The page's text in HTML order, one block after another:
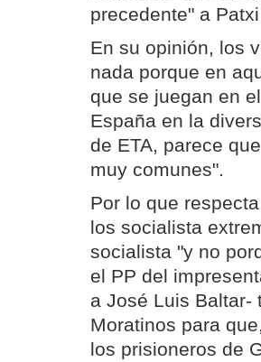
precedente" a
En su opinión, los
nada porque en
que se juegan en
España en la
de ETA, parece
muy comunes".
Por lo que
los socialista
socialista "y no
el PP del
a José Luis Baltar-
Moratinos para
los prisioneros de